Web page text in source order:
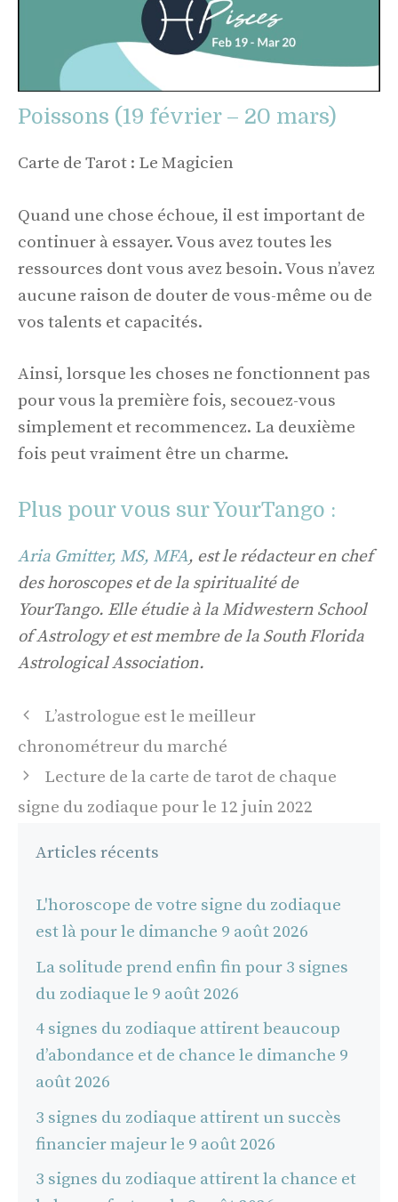
Poissons (19 février – 20 mars)
Carte de Tarot : Le Magicien
Quand une chose échoue, il est important de
continuer à essayer. Vous avez toutes les
ressources dont vous avez besoin. Vous n’avez
aucune raison de douter de vous-même ou de
vos talents et capacités.
Ainsi, lorsque les choses ne fonctionnent pas
pour vous la première fois, secouez-vous
simplement et recommencez. La deuxième
fois peut vraiment être un charme.
Plus pour vous sur YourTango :
Aria Gmitter, MS, MFA, est le rédacteur en chef
des horoscopes et de la spiritualité de
YourTango. Elle étudie à la Midwestern School
of Astrology et est membre de la South Florida
Astrological Association.
Navigation
des
L’astrologue est le meilleur
chronométreur du marché
Lecture de la carte de tarot de chaque
signe du zodiaque pour le 12 juin 2022
Articles récents
L'horoscope de votre signe du zodiaque
est là pour le dimanche 9 août 2026
La solitude prend enfin fin pour 3 signes
du zodiaque le 9 août 2026
4 signes du zodiaque attirent beaucoup
d’abondance et de chance le dimanche 9
août 2026
3 signes du zodiaque attirent un succès
financier majeur le 9 août 2026
3 signes du zodiaque attirent la chance et